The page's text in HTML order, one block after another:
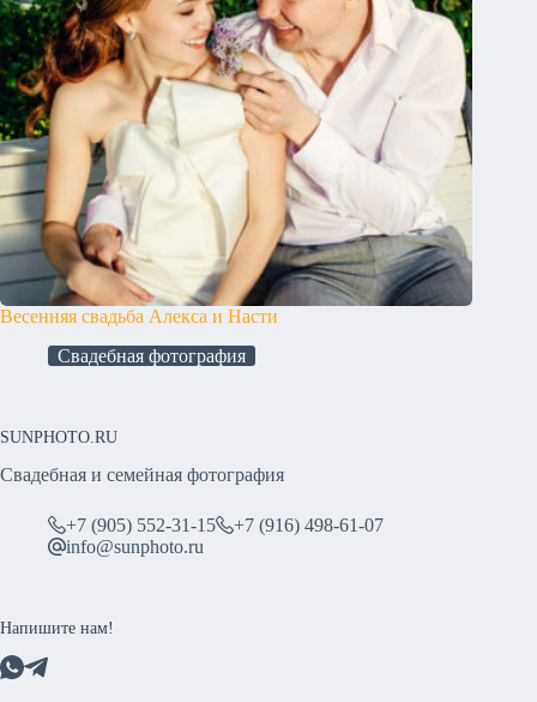
Весенняя свадьба Алекса и Насти
Свадебная фотография
SUNPHOTO.RU
Свадебная и семейная фотография
+7 (905) 552-31-15
+7 (916) 498-61-07
info@sunphoto.ru
Напишите нам!